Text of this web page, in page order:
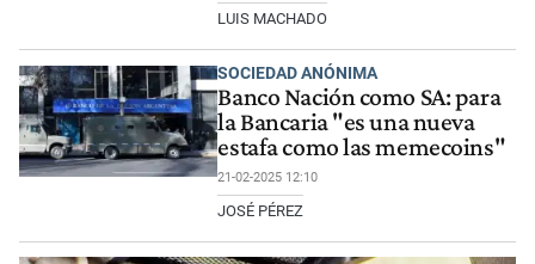
LUIS MACHADO
SOCIEDAD ANÓNIMA
Banco Nación como SA: para
la Bancaria "es una nueva
estafa como las memecoins"
21-02-2025 12:10
JOSÉ PÉREZ